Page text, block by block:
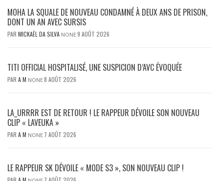
MOHA LA SQUALE DE NOUVEAU CONDAMNÉ À DEUX ANS DE PRISON,
DONT UN AN AVEC SURSIS
PAR MICKAËL DA SILVA NONE9 AOÛT 2026
TITI OFFICIAL HOSPITALISÉ, UNE SUSPICION D’AVC ÉVOQUÉE
PAR A M NONE8 AOÛT 2026
LA_URRRR EST DE RETOUR ! LE RAPPEUR DÉVOILE SON NOUVEAU
CLIP « LAVEUKA »
PAR A M NONE 7 AOÛT 2026
LE RAPPEUR SK DÉVOILE « MODE S3 », SON NOUVEAU CLIP !